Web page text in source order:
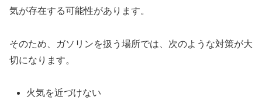
気が存在する可能性があります。
そのため、ガソリンを扱う場所では、次のような対策が大
切になります。
火気を近づけない